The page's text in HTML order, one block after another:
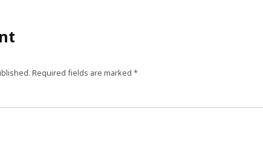
Required fields are marked *